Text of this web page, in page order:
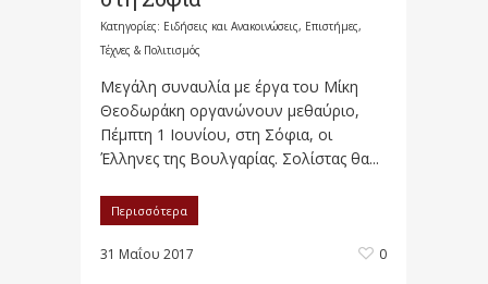
Κατηγορίες: Ειδήσεις και Ανακοινώσεις, Επιστήμες,
Τέχνες & Πολιτισμός
Μεγάλη συναυλία με έργα του Μίκη
Θεοδωράκη οργανώνουν μεθαύριο,
Πέμπτη 1 Ιουνίου, στη Σόφια, οι
Έλληνες της Βουλγαρίας. Σολίστας θα...
Περισσότερα
31 Μαΐου 2017 0